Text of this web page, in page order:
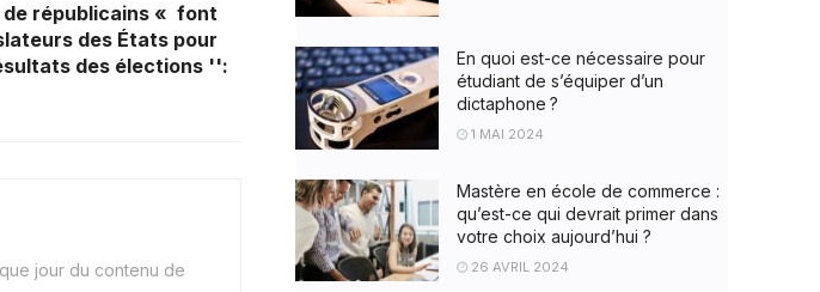
de républicains « font
des États pour
des élections '':
jour du contenu de
En quoi est-ce nécessaire pour
étudiant de s’équiper d’un
dictaphone ?
1 MAI 2024
Mastère en école de commerce :
qu’est-ce qui devrait primer dans
votre choix aujourd’hui ?
26 AVRIL 2024